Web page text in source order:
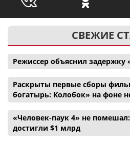
СВЕЖИЕ
Режиссер объяснил задержку
Раскрыты первые сборы
богатырь: Колобок» на фоне
«Человек-паук 4» не
достигли $1 млрд